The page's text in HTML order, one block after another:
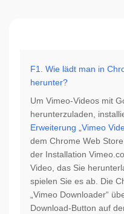
F1. Wie lädt man in
herunter?
Um Vimeo-Videos mit
herunterzuladen,
Erweiterung „Vimeo
dem Chrome Web
der Installation
Video, das Sie
spielen Sie es ab. Die
„Vimeo Downloader“
Download-Button auf